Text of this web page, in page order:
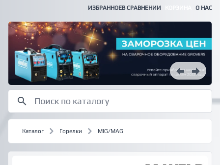
ИЗБРАННОЕВ СРАВНЕНИИ О НАС
Каталог Горелки MIG/MAG